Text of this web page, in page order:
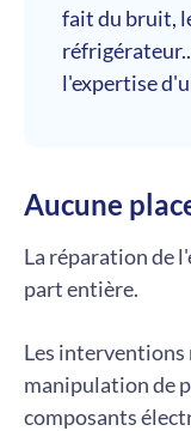
fait du bruit,
l'expertise
Aucune
La réparation de
part entière.
Les interventions
manipulation de
composants